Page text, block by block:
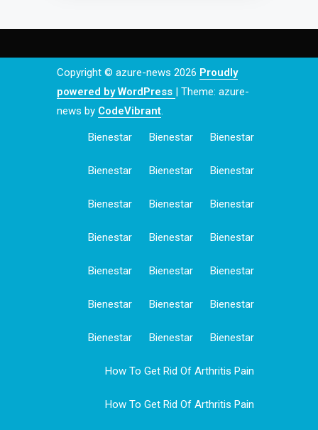
Copyright © azure-news 2026 Proudly
powered by WordPress | Theme: azure-
news by CodeVibrant.
Bienestar Bienestar Bienestar
Bienestar Bienestar Bienestar
Bienestar Bienestar Bienestar
Bienestar Bienestar Bienestar
Bienestar Bienestar Bienestar
Bienestar Bienestar Bienestar
Bienestar Bienestar Bienestar
How To Get Rid Of Arthritis Pain
How To Get Rid Of Arthritis Pain